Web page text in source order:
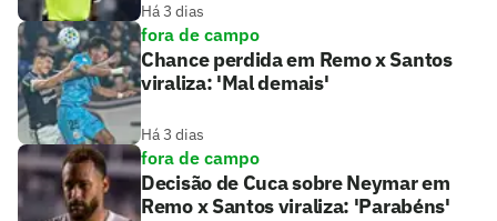
Há 3 dias
fora de campo
Chance perdida em Remo x Santos
viraliza: 'Mal demais'
Há 3 dias
fora de campo
Decisão de Cuca sobre Neymar em
Remo x Santos viraliza: 'Parabéns'